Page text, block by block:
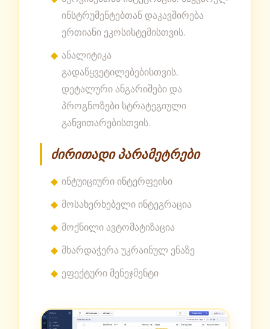
ინსტრუმენტებთან დაკავშირება
ერთიანი ეკოსისტემისთვის.
ანალიტიკა
გადაწყვეტილებებისთვის.
დეტალური ანგარიშები და
პროგნოზები სტრატეგიული
განვითარებისთვის.
ძირითადი პარამეტრები
ინტუიციური ინტერფეისი
მოსახერხებელი ინტეგრაცია
მოქნილი ავტომატიზაცია
მხარდაჭერა უკრაინულ ენაზე
ეფექტური მენეჯმენტი